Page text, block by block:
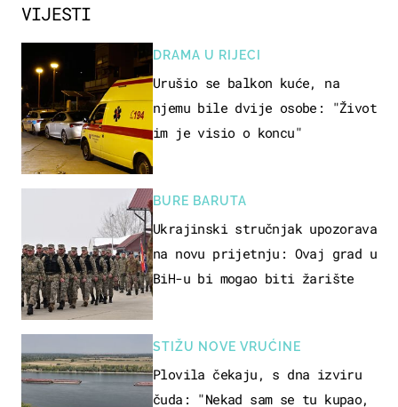
VIJESTI
DRAMA U RIJECI
Urušio se balkon kuće, na
njemu bile dvije osobe: "Život
im je visio o koncu"
BURE BARUTA
Ukrajinski stručnjak upozorava
na novu prijetnju: Ovaj grad u
BiH-u bi mogao biti žarište
STIŽU NOVE VRUĆINE
Plovila čekaju, s dna izviru
čuda: "Nekad sam se tu kupao,